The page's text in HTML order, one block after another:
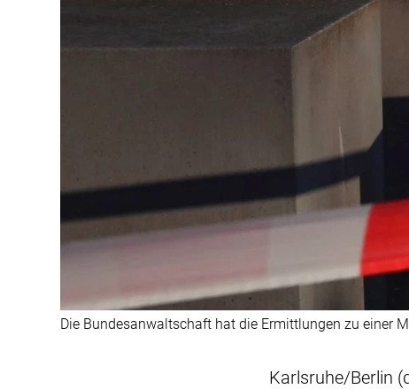
Die Bundesanwaltschaft hat die Ermittlungen zu einer
Karlsruhe/Berlin